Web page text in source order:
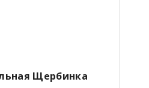
Щербинка